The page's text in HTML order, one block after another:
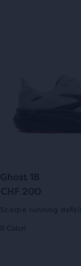
Ghost 18
CHF 200
Scarpe running
8 Colori